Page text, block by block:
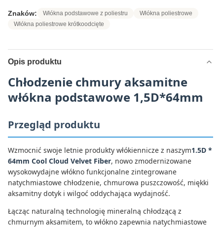
Znaków: Włókna podstawowe z poliestru
Włókna poliestrowe
Włókna poliestrowe krótkoodcięte
Opis produktu
Chłodzenie chmury aksamitne
włókna podstawowe 1,5D*64mm
Przegląd produktu
Wzmocnić swoje letnie produkty włókiennicze z naszym1.5D *
64mm Cool Cloud Velvet Fiber, nowo zmodernizowane
wysokowydajne włókno funkcjonalne zintegrowane
natychmiastowe chłodzenie, chmurowa puszczowość, miękki
aksamitny dotyk i wilgoć oddychająca wydajność.
Łącząc naturalną technologię mineralną chłodzącą z
chmurnym aksamitem, to włókno zapewnia natychmiastowe